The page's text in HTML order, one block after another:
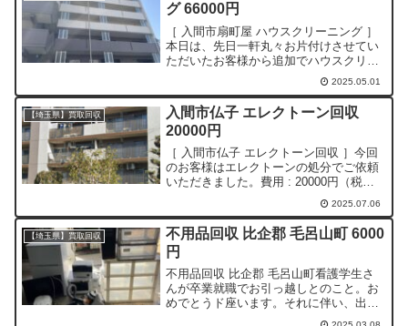
グ 66000円
［ 入間市扇町屋 ハウスクリーニング ］
本日は、先日一軒丸々お片付けさせてい
ただいたお客様から追加でハウスクリー
ニングのご依頼をいただきました。費用
: 66000円（税込）作業時間 : 5時間半人
数 : 3人弊社のお仕事を手伝いに来てく
れ...
2025.05.01
【埼玉県】買取回収
入間市仏子 エレクトーン回収
20000円
［ 入間市仏子 エレクトーン回収 ］今回
のお客様はエレクトーンの処分でご依頼
いただきました。費用 : 20000円（税
込）エレベーター無2階作業時間 : 30分作
業人数 : 2人エレベーターがなかったため
階段を手下ろしでしたが、無事に終了
で...
2025.07.06
【埼玉県】買取回収
不用品回収 比企郡 毛呂山町 6000
円
不用品回収 比企郡 毛呂山町看護学生さ
んが卒業就職でお引っ越しとのこと。お
めでとうド座います。それに伴い、出た
不用品をお見積もりご回収してまいりま